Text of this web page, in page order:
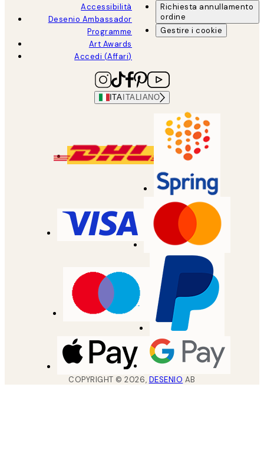
Accessibilità
Desenio Ambassador
Programme
Art Awards
Accedi (Affari)
Richiesta annullamento
ordine
Gestire i cookie
ITA ITALIANO
COPYRIGHT ©2026, DESENIO AB